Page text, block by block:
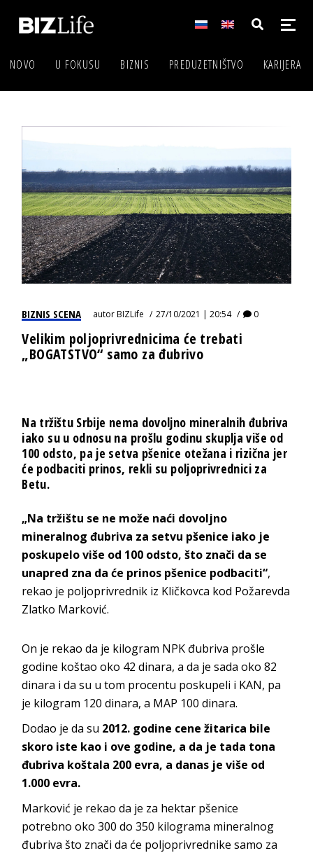
NOVO U FOKUSU BIZNIS PREDUZETNIŠTVO KARIJERA
BIZNIS SCENA autorBIZLife 27/10/2021 | 20:54 0
Velikim poljoprivrednicima će trebati
„BOGATSTVO“ samo za đubrivo
Na tržištu Srbije nema dovoljno mineralnih đubriva
iako su u odnosu na prošlu godinu skuplja više od
100 odsto, pa je setva pšenice otežana i rizična jer
će podbaciti prinos, rekli su poljoprivrednici za
Betu.
„Na tržištu se ne može naći dovoljno
mineralnog đubriva za setvu pšenice iako je
poskupelo više od 100 odsto, što znači da se
unapred zna da će prinos pšenice podbaciti“,
rekao je poljoprivrednik iz Kličkovca kod Požarevda
Zlatko Marković.
On je rekao da je kilogram NPK đubriva prošle
godine koštao oko 42 dinara, a da je sada oko 82
dinara i da su u tom procentu poskupeli i KAN, pa
je kilogram 120 dinara, a MAP 100 dinara.
Dodao je da su 2012. godine cene žitarica bile
skoro iste kao i ove godine, a da je tada tona
đubriva koštala 200 evra, a danas je više od
1.000 evra.
Marković je rekao da je za hektar pšenice
potrebno oko 300 do 350 kilograma mineralnog
đubriva što znači da će poljoprivrednike samo za